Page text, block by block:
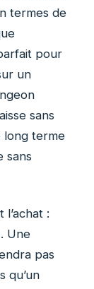
termes de
pour
un
sans
long terme
sans
:
Une
pas
qu’un